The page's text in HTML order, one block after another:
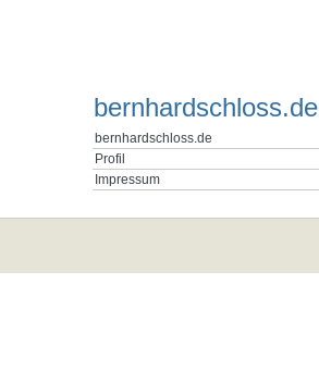
bernhardschloss.de
bernhardschloss.de
Profil
Impressum